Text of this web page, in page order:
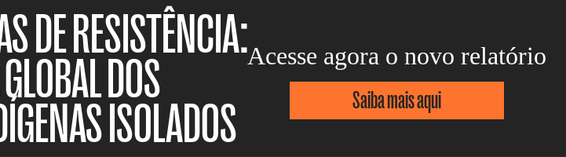
DE RESISTÊNCIA:
DOS
ISOLADOS
Acesse agora o novo relatório
Saiba mais aqui